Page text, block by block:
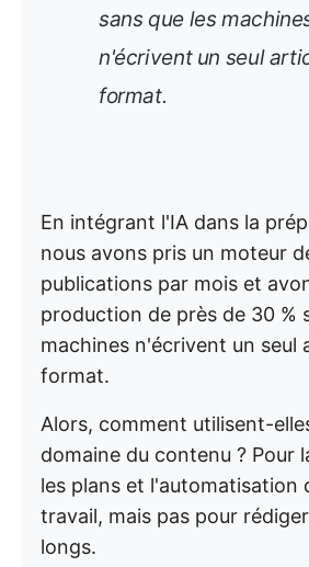
sans que les
n'écrivent un seul
format.
En intégrant l'IA dans la
nous avons pris un moteur
publications par mois et
production de près de 30 %
machines n'écrivent un seul
format.
Alors, comment utilisent-
domaine du contenu ? Pour
les plans et l'automatisation
travail, mais pas pour
longs.